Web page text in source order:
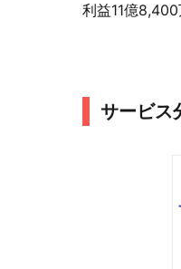
利益11億8,400
サービス